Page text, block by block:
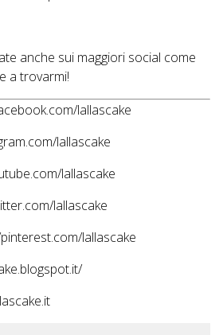
anche sui maggiori social come
a trovarmi!
lallascake
lallascake
lallascake
lallascake
lallascake